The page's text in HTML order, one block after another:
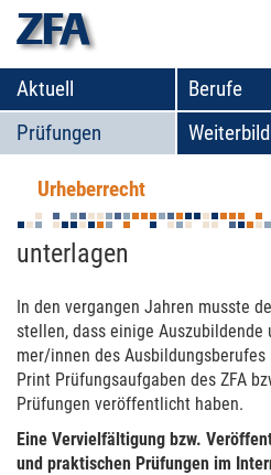
zfa
Aktuell Berufe
Prüfungen
Urheberrecht
Urheberrechte an
unterlagen
In den ver­gan­gen Jahren musste
stel­len, dass einige
mer/innen des
Print Prüfungs­aufga­ben des ZFA
Prüfun­gen ver­öffent­licht haben.
Eine Ver­vielfäl­tigung bzw.
und prak­ti­schen Prüfun­gen im